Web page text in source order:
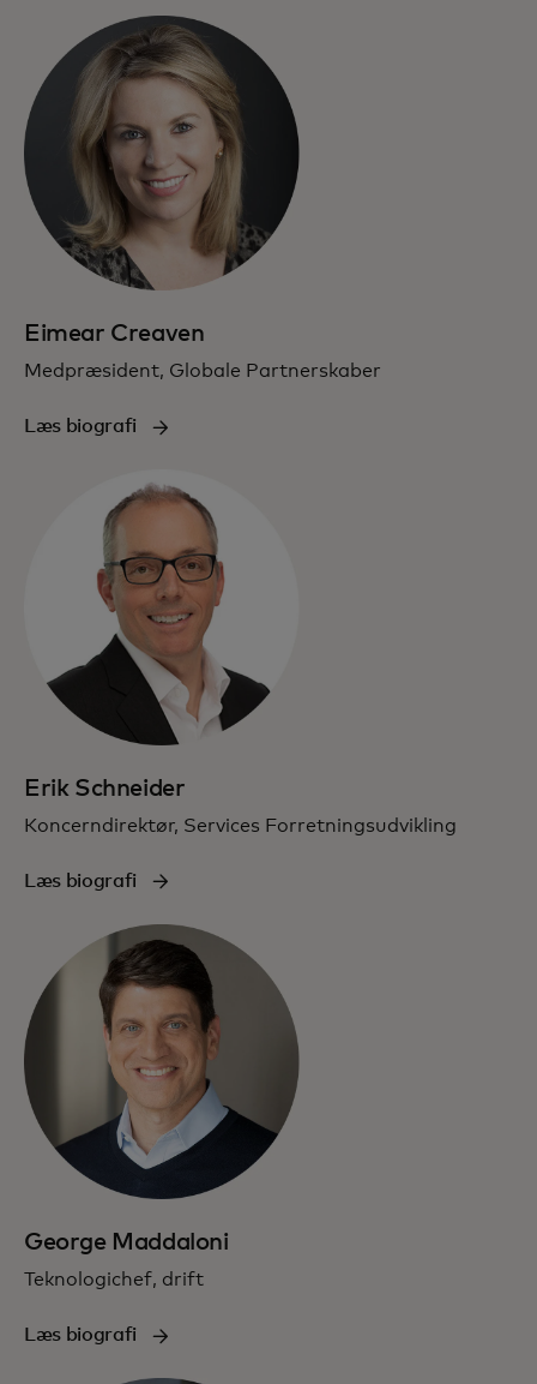
Eimear Creaven
Medpræsident, Globale Partnerskaber
Læs biografi
Erik Schneider
Koncerndirektør, Services Forretningsudvikling
Læs biografi
George Maddaloni
Teknologichef, drift
Læs biografi